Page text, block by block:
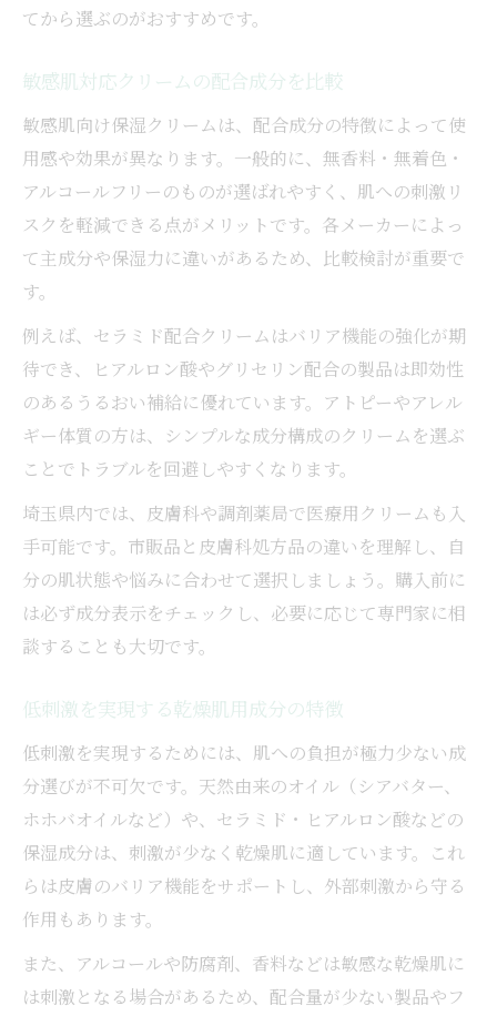
てから選ぶのがおすすめです。
敏感肌対応クリームの配合成分を比較
敏感肌向け保湿クリームは、配合成分の特徴によって使
用感や効果が異なります。一般的に、無香料・無着色・
アルコールフリーのものが選ばれやすく、肌への刺激リ
スクを軽減できる点がメリットです。各メーカーによっ
て主成分や保湿力に違いがあるため、比較検討が重要で
す。
例えば、セラミド配合クリームはバリア機能の強化が期
待でき、ヒアルロン酸やグリセリン配合の製品は即効性
のあるうるおい補給に優れています。アトピーやアレル
ギー体質の方は、シンプルな成分構成のクリームを選ぶ
ことでトラブルを回避しやすくなります。
埼玉県内では、皮膚科や調剤薬局で医療用クリームも入
手可能です。市販品と皮膚科処方品の違いを理解し、自
分の肌状態や悩みに合わせて選択しましょう。購入前に
は必ず成分表示をチェックし、必要に応じて専門家に相
談することも大切です。
低刺激を実現する乾燥肌用成分の特徴
低刺激を実現するためには、肌への負担が極力少ない成
分選びが不可欠です。天然由来のオイル（シアバター、
ホホバオイルなど）や、セラミド・ヒアルロン酸などの
保湿成分は、刺激が少なく乾燥肌に適しています。これ
らは皮膚のバリア機能をサポートし、外部刺激から守る
作用もあります。
また、アルコールや防腐剤、香料などは敏感な乾燥肌に
は刺激となる場合があるため、配合量が少ない製品やフ